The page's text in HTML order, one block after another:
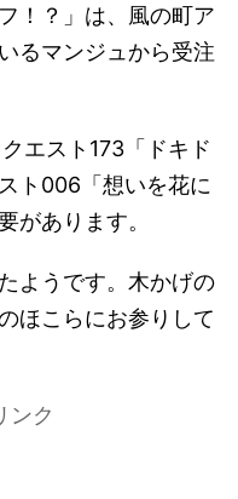
！？」は、風の町ア
るマンジュから受注
エスト173「ドキド
ト006「想いを花に
があります。
ようです。木かげの
ほこらにお参りして
ンク